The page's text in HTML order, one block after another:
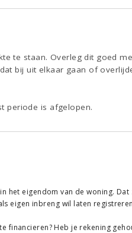
te staan. Overleg dit goed
bij uit elkaar gaan of
periode is afgelopen.
het eigendom van de woning.
eigen inbreng wil laten
financieren? Heb je rekening